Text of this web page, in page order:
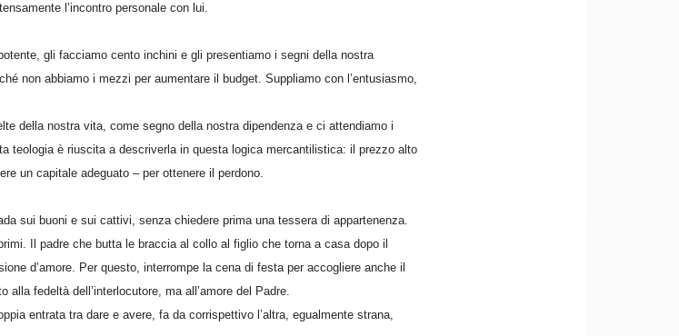
l’incontro personale con lui.
gli facciamo cento inchini e gli presentiamo i segni della nostra
non abbiamo i mezzi per aumentare il budget. Suppliamo con l’entusiasmo,
della nostra vita, come segno della nostra dipendenza e ci attendiamo i
teologia è riuscita a descriverla in questa logica mercantilistica: il prezzo alto
un capitale adeguato – per ottenere il perdono.
sui buoni e sui cattivi, senza chiedere prima una tessera di appartenenza.
Il padre che butta le braccia al collo al figlio che torna a casa dopo il
d’amore. Per questo, interrompe la cena di festa per accogliere anche il
alla fedeltà dell’interlocutore, ma all’amore del Padre.
entrata tra dare e avere, fa da corrispettivo l’altra, egualmente strana,